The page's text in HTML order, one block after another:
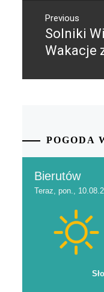
wpisuPrevious
Previous
post:
Solniki
Wakacje
POGODA